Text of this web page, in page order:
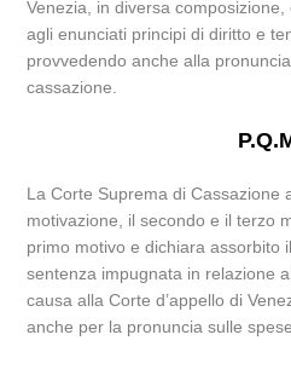
Venezia, in diversa composizione,
agli enunciati principi di diritto e
provvedendo anche alla
cassazione.
La Corte Suprema di Cassazione
motivazione, il secondo e il terzo
primo motivo e dichiara assorbito
sentenza impugnata in relazione
causa alla Corte d’appello di
anche per la pronuncia sulle